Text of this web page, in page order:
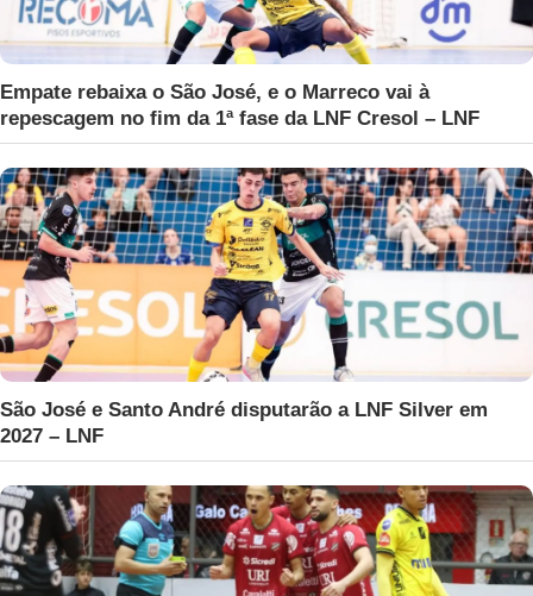
Empate rebaixa o São José, e o Marreco vai à
repescagem no fim da 1ª fase da LNF Cresol – LNF
São José e Santo André disputarão a LNF Silver em
2027 – LNF